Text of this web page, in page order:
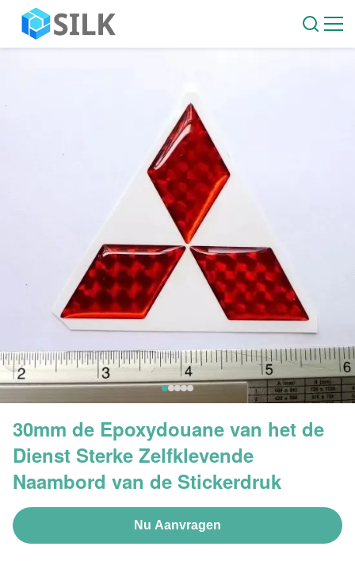
30mm de Epoxydouane van het de
Dienst Sterke Zelfklevende
Naambord van de Stickerdruk
Nu Aanvragen